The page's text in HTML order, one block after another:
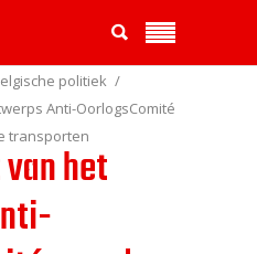
politiek
Anti-OorlogsComité
transporten
het